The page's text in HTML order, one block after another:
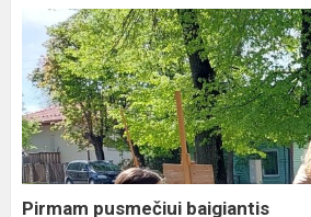
Pirmam
pusmečiui
baigiantis
Pirmam pusmečiui baigiantis